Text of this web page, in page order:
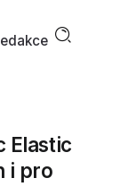
Elastic
i pro